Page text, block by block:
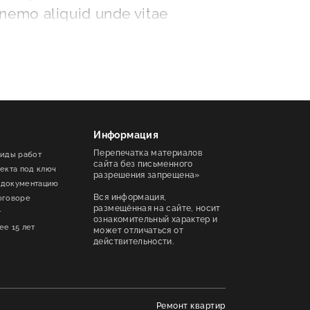
aliquid unde vitae
assumenda
mollitia voluptates
labore ipsa
assumenda
suscipit! Officiis nihil
amet accusamus
ab porro accusantium,
eum aspernatur nulla
autem nisi voluptates
работ
под ключ
15 лет
Информация
Перепечатка материалов
сайта без письменного
разрешения запрещена»
Вся информация,
размещённая на сайте, носит
ознакомительный характер и
может отличаться от
действительности.
Ремонт квартир